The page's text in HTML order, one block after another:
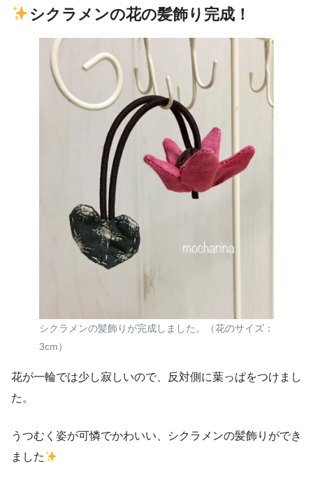
シクラメンの花の髪飾り完成！
シクラメンの髪飾りが完成しました。（花のサイズ：
3cm）
花が一輪では少し寂しいので、反対側に葉っぱをつけまし
た。
うつむく姿が可憐でかわいい、シクラメンの髪飾りができ
ました